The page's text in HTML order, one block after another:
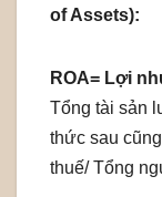
of Assets):
ROA= Lợi
Tổng tài sản
thức sau
thuế/ Tổng